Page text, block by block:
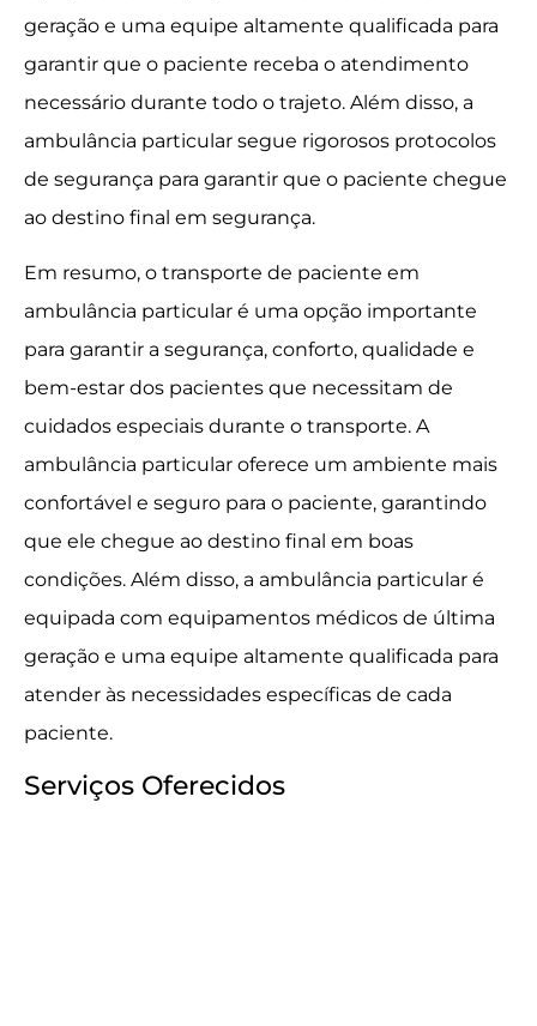
geração e uma equipe altamente qualificada para
garantir que o paciente receba o atendimento
necessário durante todo o trajeto. Além disso, a
ambulância particular segue rigorosos protocolos
de segurança para garantir que o paciente chegue
ao destino final em segurança.
Em resumo, o transporte de paciente em
ambulância particular é uma opção importante
para garantir a segurança, conforto, qualidade e
bem-estar dos pacientes que necessitam de
cuidados especiais durante o transporte. A
ambulância particular oferece um ambiente mais
confortável e seguro para o paciente, garantindo
que ele chegue ao destino final em boas
condições. Além disso, a ambulância particular é
equipada com equipamentos médicos de última
geração e uma equipe altamente qualificada para
atender às necessidades específicas de cada
paciente.
Serviços Oferecidos